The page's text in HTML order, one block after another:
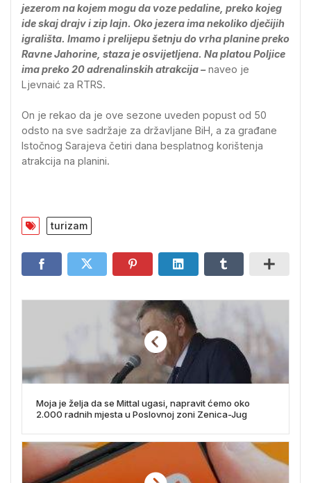
jezerom na kojem mogu da voze pedaline, preko kojeg
ide skaj drajv i zip lajn. Oko jezera ima nekoliko dječijih
igrališta. Imamo i prelijepu šetnju do vrha planine preko
Ravne Јahorine, staza je osvijetljena. Na platou Poljice
ima preko 20 adrenalinskih atrakcija –naveo je
Ljevnaić za RTRS.
On je rekao da je ove sezone uveden popust od 50
odsto na sve sadržaje za državljane BiH, a za građane
Istočnog Sarajeva četiri dana besplatnog korištenja
atrakcija na planini.
turizam
Moja je želja da se Mittal ugasi, napravit ćemo oko
2.000 radnih mjesta u Poslovnoj zoni Zenica-Jug